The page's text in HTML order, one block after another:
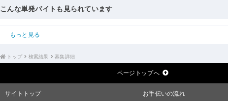
こんな単発バイトも見られています
もっと見る
トップ 検索結果 募集詳細
ページトップへ
サイトトップ お手伝いの流れ